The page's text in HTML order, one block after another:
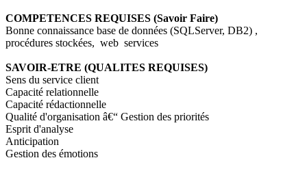
COMPETENCES REQUISES (Savoir Faire)
Bonne connaissance base de données (SQLServer, DB2) ,
procédures stockées, web services
SAVOIR-ETRE (QUALITES REQUISES)
Sens du service client
Capacité relationnelle
Capacité rédactionnelle
Qualité d'organisation â€“ Gestion des priorités
Esprit d'analyse
Anticipation
Gestion des émotions